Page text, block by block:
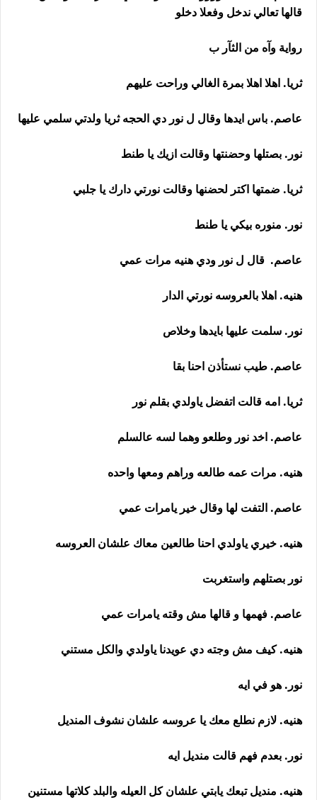
قالها تعالي ندخل وفعلا دخلو
رواية وآه من الثآر ب
ثريا. اهلا اهلا بمرة الغالي وراحت عليهم
عاصم. باس ايدها وقال ل نور دي الحجه ثريا ولدتي سلمي عليها
نور. بصتلها وحضنتها وقالت ازيك يا طنط
ثريا. ضمتها اكتر لحضنها وقالت نورتي دارك يا جلبي
نور. منوره بيكي يا طنط
عاصم. قال ل نور ودي هنيه مرات عمي
هنيه. اهلا بالعروسه نورتي الدار
نور. سلمت عليها بايدها وخلاص
عاصم. طيب نستأذن احنا بقا
ثريا. امه قالت اتفضل ياولدي بقلم نور
عاصم. اخد نور وطلعو وهما لسه عالسلم
هنيه. مرات عمه طالعه وراهم ومعها واحده
عاصم. التفت لها وقال خير يامرات عمي
هنيه. خيري ياولدي احنا طالعين معاك علشان العروسه
نور بصتلهم واستغربت
عاصم. فهمها و قالها مش وقته يامرات عمي
هنيه. كيف مش وجته دي عويدنا ياولدي والكل مستني
نور. هو في ايه
هنيه. لازم نطلع معك يا عروسه علشان نشوف المنديل
نور. بعدم فهم قالت منديل ايه
هنيه. منديل تبعك يابتي علشان كل العيله والبلد كلاتها مستنين